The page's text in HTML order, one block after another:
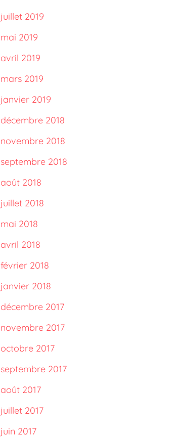
juillet 2019
mai 2019
avril 2019
mars 2019
janvier 2019
décembre 2018
novembre 2018
septembre 2018
août 2018
juillet 2018
mai 2018
avril 2018
février 2018
janvier 2018
décembre 2017
novembre 2017
octobre 2017
septembre 2017
août 2017
juillet 2017
juin 2017